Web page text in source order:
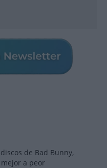
de Bad Bunny,
a peor